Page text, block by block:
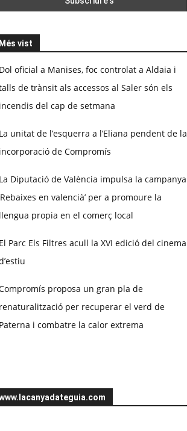
Més vist
Dol oficial a Manises, foc controlat a Aldaia i
de trànsit als accessos al Saler són els
incendis del cap de setmana
La unitat de l’esquerra a l’Eliana pendent de la
incorporació de Compromís
La Diputació de València impulsa la campanya
en valencià’ per a promoure la
llengua propia en el comerç local
El Parc Els Filtres acull la XVI edició del cinema
proposa un gran pla de
renaturalització per recuperar el verd de
Paterna i combatre la calor extrema